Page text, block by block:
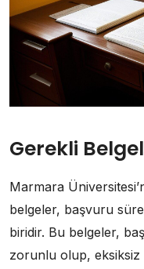
Gerekli
Marmara
belgeler, başvuru
biridir. Bu belgeler,
zorunlu olup, eksiksiz